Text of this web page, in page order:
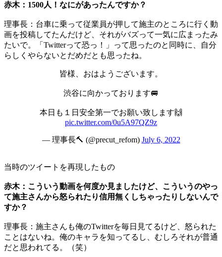
赤木：1500人！なにがあったんですか？
理事長：台車に乗って従業員が押して施主のところに行く動
画を投稿してたんだけど、それがバズって一気に広まったみ
たいで。「Twitterって恐っ！」って思ったのと同時に、自分
らしくやらないとだめだとも思ったね。
皆様、おはようございます。
渋谷に向かっております🚐
本日も１日安全第一でお願い致します🙌
pic.twitter.com/0u5A97QZ9z
— 理事長🔨 (@precut_refom) July 6, 2022
当時のツイートを再現したもの
赤木：こういう動画を何度か見ましたけど、こういうのやっ
て施主さんから怒られたり信用無くしちゃったりしないんで
すか？
理事長：施主さんも俺のTwitterを毎日見てるけど、怒られた
ことはないね。俺のキャラを知ってるし、むしろそれが普通
だと思われてる。（笑）